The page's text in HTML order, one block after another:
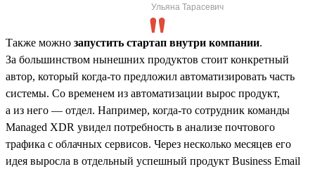
Ульяна Тарасевич
Также можно запустить стартап внутри компании.
За большинством нынешних продуктов стоит конкретный
автор, который когда-то предложил автоматизировать часть
системы. Со временем из автоматизации вырос продукт,
а из него — отдел. Например, когда-то сотрудник команды
Managed XDR увидел потребность в анализе почтового
трафика с облачных сервисов. Через несколько месяцев его
идея выросла в отдельный успешный продукт Business Email